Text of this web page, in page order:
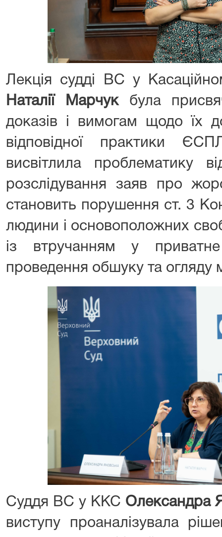
Лекція судді ВС у
Наталії Марчукбула
доказів і вимогам щодо їх
відповідної практики
висвітлила проблематику
розслідування заяв про
становить порушення ст. 3
людини і основоположних
із втручанням у
проведення обшуку та огляду
Суддя ВС у ККС Олександра
виступу проаналізувала